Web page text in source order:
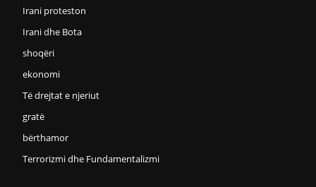
Irani proteston
Irani dhe Bota
shoqëri
ekonomi
Të drejtat e njeriut
gratë
bërthamor
Terrorizmi dhe Fundamentalizmi